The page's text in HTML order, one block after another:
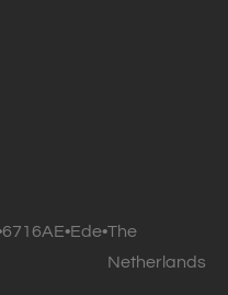
6716AE•Ede•The
Netherlands